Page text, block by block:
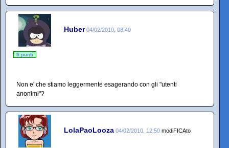
Huber 04/02/2010, 08:40
9 punti
Non e' che stiamo leggermente esagerando con gli "utenti
anonimi"?
LolaPaoLooza 04/02/2010, 12:50 modiFICAto